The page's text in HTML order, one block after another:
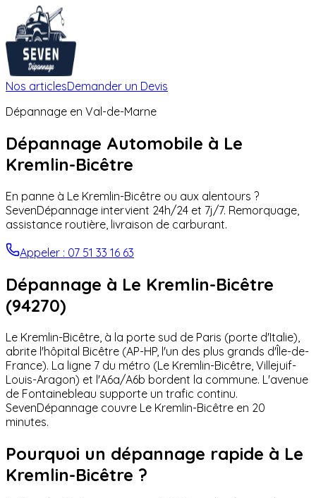
Nos articlesDemander un Devis
Dépannage en Val-de-Marne
Dépannage Automobile à Le
Kremlin-Bicêtre
En panne à Le Kremlin-Bicêtre ou aux alentours ?
SevenDépannage intervient 24h/24 et 7j/7. Remorquage,
assistance routière, livraison de carburant.
Appeler : 07 51 33 16 63
Dépannage à Le Kremlin-Bicêtre
(94270)
Le Kremlin-Bicêtre, à la porte sud de Paris (porte d'Italie),
abrite l'hôpital Bicêtre (AP-HP, l'un des plus grands d'Île-de-
France). La ligne 7 du métro (Le Kremlin-Bicêtre, Villejuif-
Louis-Aragon) et l'A6a/A6b bordent la commune. L'avenue
de Fontainebleau supporte un trafic continu.
SevenDépannage couvre Le Kremlin-Bicêtre en 20
minutes.
Pourquoi un dépannage rapide à Le
Kremlin-Bicêtre ?